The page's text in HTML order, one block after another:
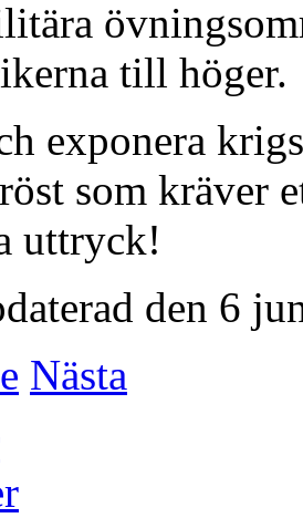
till höger.
exponera
som kräver
uttryck!
den 6
Nästa